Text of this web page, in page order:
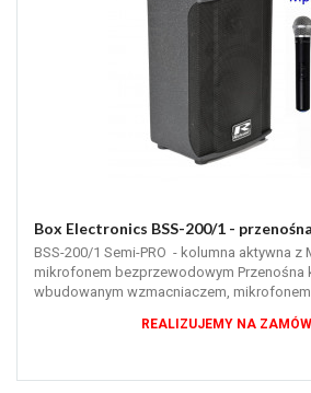
Box Electronics BSS-200/1 -
BSS-200/1 Semi-PRO - kolumna aktywna z
mikrofonem bezprzewodowym Przenośna
wbudowanym wzmacniaczem,
REALIZUJEMY NA